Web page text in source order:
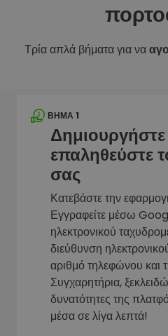
Τρία απλά βήματα για να
ΒΉΜΑ 1
Δημιουργήστε
επαληθεύστε
σας
Κατεβάστε την
Εγγραφείτε μέσω
ηλεκτρονικού
διεύθυνση
αριθμό τηλεφώνου και
Συγχαρητήρια,
δυνατότητες της
μέσα σε λίγα λεπτά!